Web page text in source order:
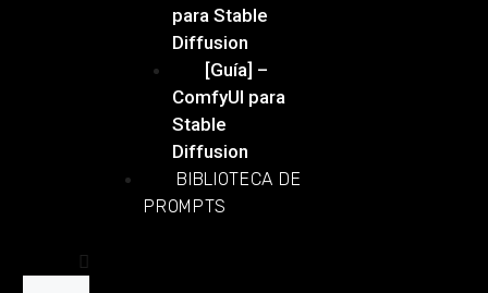
para Stable
Diffusion
[Guía] –
ComfyUI para
Stable
Diffusion
BIBLIOTECA DE
PROMPTS